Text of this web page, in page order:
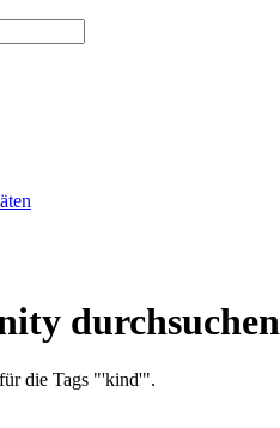
durchsuchen
die Tags "'kind'".